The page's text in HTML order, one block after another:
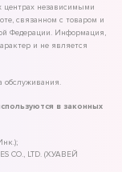
центрах независимыми
связанном с товаром и
Федерации. Информация,
и не является
обслуживания.
в законных
CO., LTD. (ХУАВЕЙ